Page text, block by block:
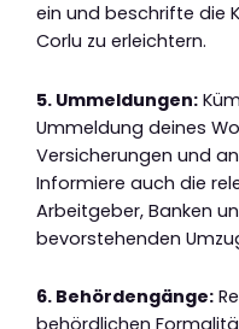
ein und beschrifte die
Corlu zu erleichtern.
5. Ummeldungen:
Ummeldung deines
Versicherungen und
Informiere auch die
Arbeitgeber, Banken
bevorstehenden
6. Behördengänge: